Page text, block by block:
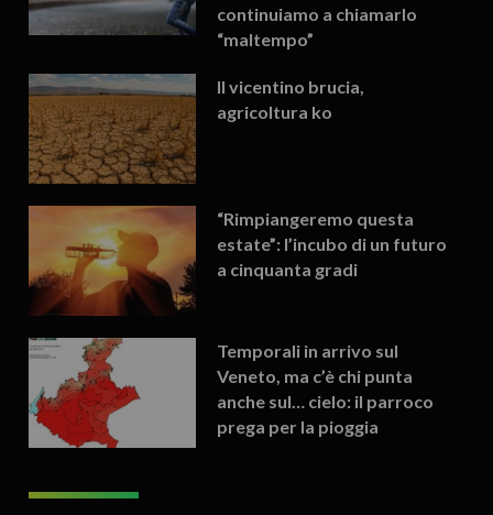
continuiamo a chiamarlo
“maltempo”
Il vicentino brucia,
agricoltura ko
“Rimpiangeremo questa
estate”: l’incubo di un futuro
a cinquanta gradi
Temporali in arrivo sul
Veneto, ma c’è chi punta
anche sul… cielo: il parroco
prega per la pioggia